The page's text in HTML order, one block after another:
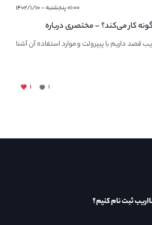
۰۱:۰۰ پنجشنبه - ۱۴۰۲/۱/۱۰
کار می‌کند؟ - مختصری درباره
قصد داریم با پیپر‌ولت و موارد استفاده آن آشنا
۱ ۱
ثبت نام کنیم؟